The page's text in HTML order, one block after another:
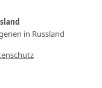
in Russland